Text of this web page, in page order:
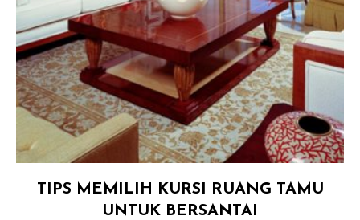
TIPS MEMILIH KURSI RUANG TAMU
UNTUK BERSANTAI